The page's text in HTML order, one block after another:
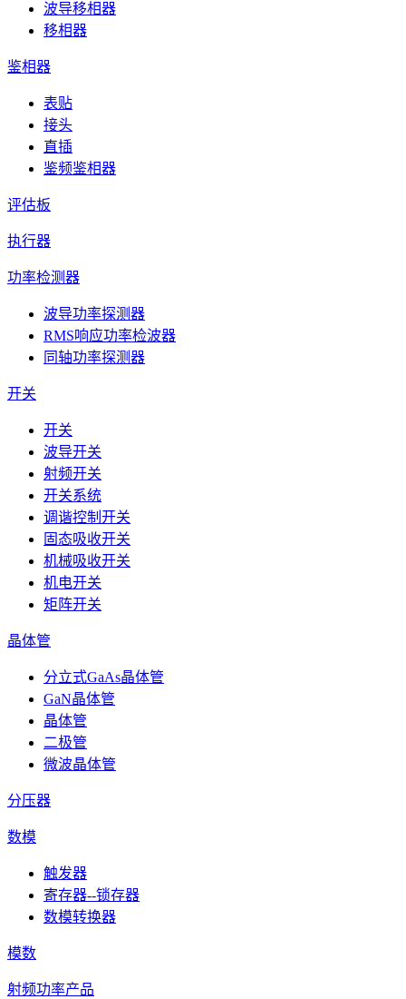
波导移相器
移相器
鉴相器
表贴
接头
直插
鉴频鉴相器
评估板
执行器
功率检测器
波导功率探测器
RMS响应功率检波器
同轴功率探测器
开关
开关
波导开关
射频开关
开关系统
调谐控制开关
固态吸收开关
机械吸收开关
机电开关
矩阵开关
晶体管
分立式GaAs晶体管
GaN晶体管
晶体管
二极管
微波晶体管
分压器
数模
触发器
寄存器--锁存器
数模转换器
模数
射频功率产品